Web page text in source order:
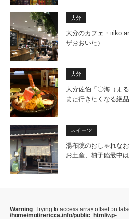
大分
大分のカフェ・niko
ザおおいた）
大分
大分佐伯「〇海（ま
また行きたくなる絶
スイーツ
湯布院のおしゃれな
お土産、柚子餡最中
Warning: Trying to access array offset on
/home/mot/rericca.info/public_html/wp-